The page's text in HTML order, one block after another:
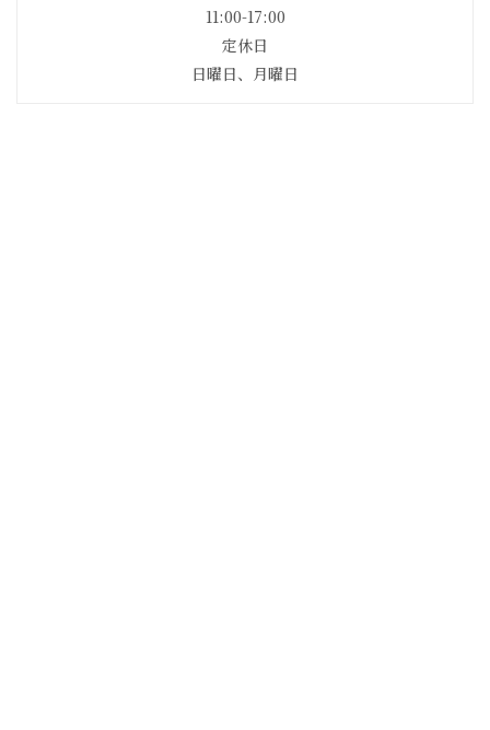
11:00-17:00
定休日
日曜日、月曜日